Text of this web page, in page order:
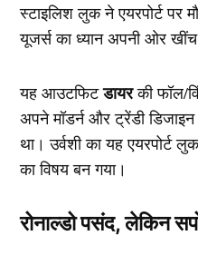
स्टाइलिश लुक ने एयरपोर्ट पर
यूजर्स का ध्यान अपनी ओर खींच
यह आउटफिटडायरकी फॉल/
अपने मॉडर्न और ट्रेंडी
था। उर्वशी का यह एयरपोर्ट
का विषय बन गया।
रोनाल्डो पसंद, लेकिन